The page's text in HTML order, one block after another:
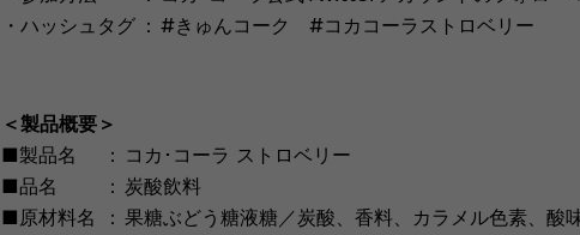
・ハッシュタグ ： #きゅんコーク #コカコーラストロベリー
＜製品概要＞
■製品名
： コカ･コーラ ストロベリー
■品名
： 炭酸飲料
■原材料名
： 果糖ぶどう糖液糖／炭酸、香料、カラメル色素、酸